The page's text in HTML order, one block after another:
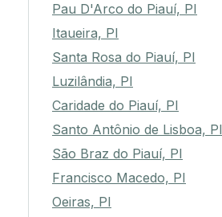
Pau D'Arco do Piauí, PI
Itaueira, PI
Santa Rosa do Piauí, PI
Luzilândia, PI
Caridade do Piauí, PI
Santo Antônio de Lisboa, PI
São Braz do Piauí, PI
Francisco Macedo, PI
Oeiras, PI